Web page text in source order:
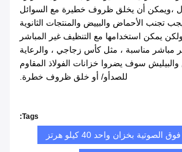
،ويمكن أن يخلق ظروف خطيرة مع السوائل
تجنب الأحماض والبييض والمنتجات الثانوية
يمكن استخدامها مع التنظيف غير المباشر
مباشر مناسبة ، مثل كأس زجاجي ، والرعاية
سوف يضروا خزانات الفولاذ المقاوم
للصدأو/ أو خلق ظروف خطرة.
Tags:
بخزان واحد 40 كيلو هرتز